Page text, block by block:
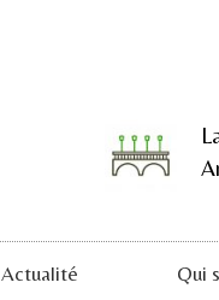
Actualité Qui